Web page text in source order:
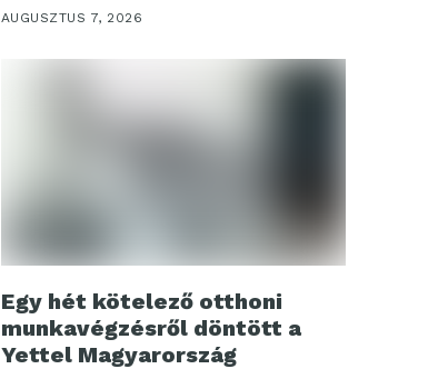
AUGUSZTUS 7, 2026
Egy hét kötelező otthoni
munkavégzésről döntött a
Yettel Magyarország